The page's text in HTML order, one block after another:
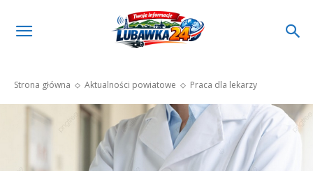
Strona główna Aktualności powiatowe Praca dla lekarzy